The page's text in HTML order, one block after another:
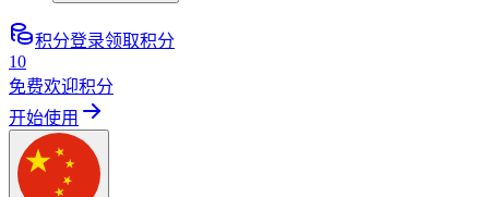
积分登录领取积分
10
免费欢迎积分
开始使用